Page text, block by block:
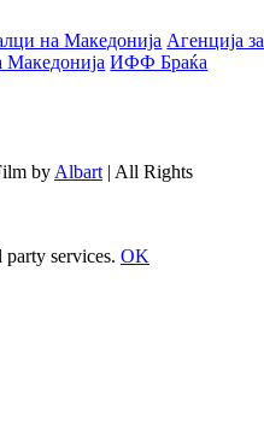
на Македонија Aгенција за
Македонија ИФФ Браќа
by Albart | All Rights
services. OK